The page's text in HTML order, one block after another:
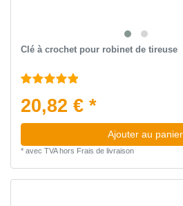
Clé à crochet pour robinet de tireuse
20,82 € *
Ajouter au panier
* avec TVAhors Frais de livraison